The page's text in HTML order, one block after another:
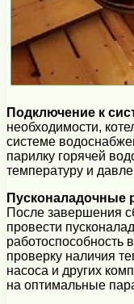
Подключение к
необходимости,
системе
парилку горячей
температуру и
Пусконаладочные
После завершения
провести
работоспособность
проверку наличия
насоса и других
на оптимальные